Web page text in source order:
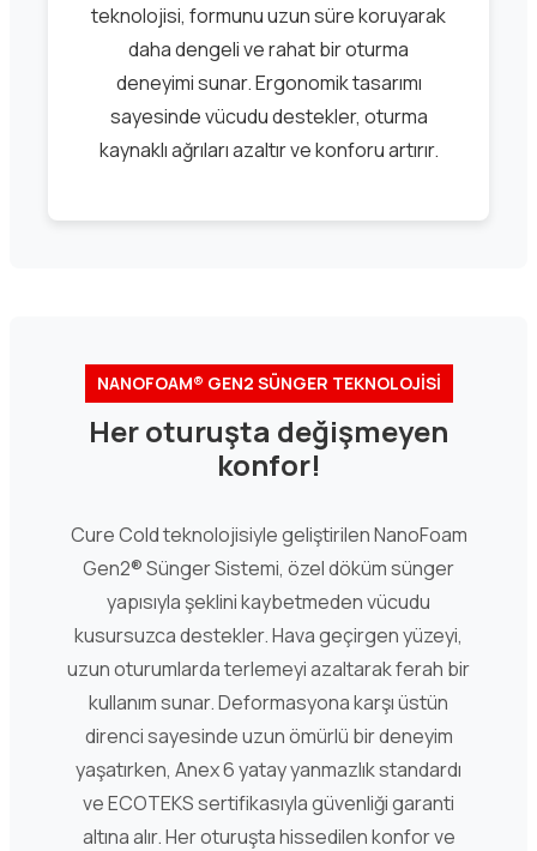
teknolojisi, formunu uzun süre koruyarak
daha dengeli ve rahat bir oturma
deneyimi sunar. Ergonomik tasarımı
sayesinde vücudu destekler, oturma
kaynaklı ağrıları azaltır ve konforu artırır.
NANOFOAM® GEN2 SÜNGER TEKNOLOJİSİ
Her oturuşta değişmeyen
konfor!
Cure Cold teknolojisiyle geliştirilen NanoFoam
Gen2® Sünger Sistemi, özel döküm sünger
yapısıyla şeklini kaybetmeden vücudu
kusursuzca destekler. Hava geçirgen yüzeyi,
uzun oturumlarda terlemeyi azaltarak ferah bir
kullanım sunar. Deformasyona karşı üstün
direnci sayesinde uzun ömürlü bir deneyim
yaşatırken, Anex 6 yatay yanmazlık standardı
ve ECOTEKS sertifikasıyla güvenliği garanti
altına alır. Her oturuşta hissedilen konfor ve